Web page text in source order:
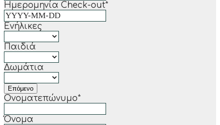
Ημερομηνία Check-out*
Ενήλικες
Παιδιά
Δωμάτια
Επόμενο
Ονοματεπώνυμο*
Όνομα